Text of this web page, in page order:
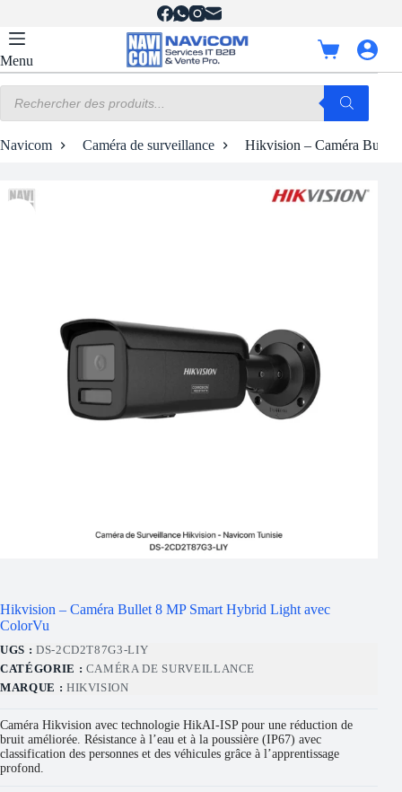
contenu
Menu
Panier
d’achat
produits
Navicom Caméra de surveillance Hikvision – Caméra
Hikvision – Caméra Bullet 8 MP Smart Hybrid Light avec
ColorVu
UGS : DS-2CD2T87G3-LIY
CATÉGORIE : CAMÉRA DE SURVEILLANCE
MARQUE : HIKVISION
Caméra Hikvision avec technologie HikAI-ISP pour une réduction de
bruit améliorée. Résistance à l’eau et à la poussière (IP67) avec
classification des personnes et des véhicules grâce à l’apprentissage
profond.